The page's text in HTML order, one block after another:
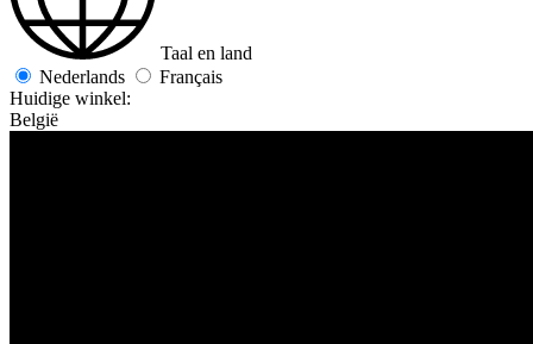
Taal en land
Nederlands
Français
Huidige winkel:
België